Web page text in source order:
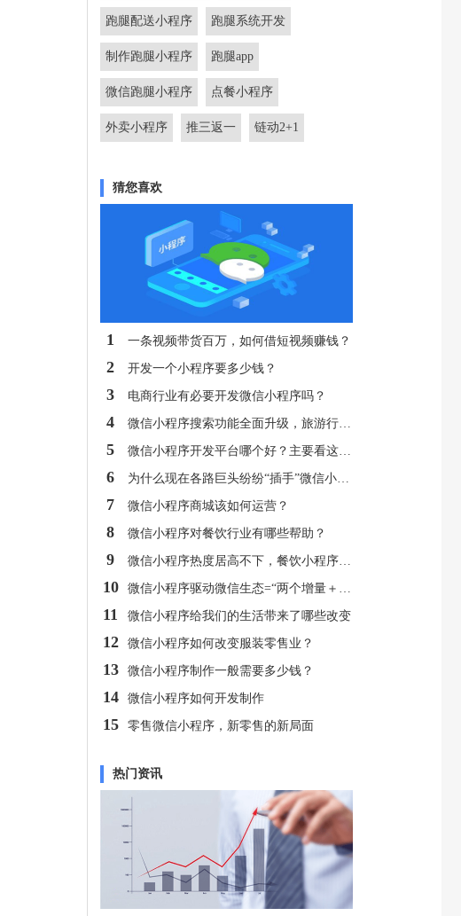
跑腿配送小程序 跑腿系统开发
制作跑腿小程序 跑腿app
微信跑腿小程序 点餐小程序
外卖小程序 推三返一 链动2+1
猜您喜欢
1 一条视频带货百万，如何借短视频赚钱？
2 开发一个小程序要多少钱？
3 电商行业有必要开发微信小程序吗？
4
5
6
7 微信小程序商城该如何运营？
8 微信小程序对餐饮行业有哪些帮助？
9
10
11 微信小程序给我们的生活带来了哪些改变
12 微信小程序如何改变服装零售业？
13 微信小程序制作一般需要多少钱？
14 微信小程序如何开发制作
15 零售微信小程序，新零售的新局面
热门资讯